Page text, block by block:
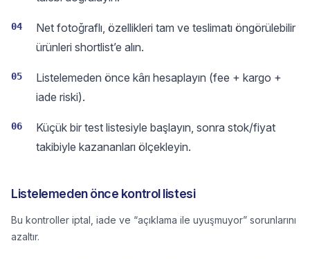
04
Net fotoğraflı, özellikleri tam ve teslimatı öngörülebilir
ürünleri shortlist’e alın.
05
Listelemeden önce kârı hesaplayın (fee + kargo +
iade riski).
06
Küçük bir test listesiyle başlayın, sonra stok/fiyat
takibiyle kazananları ölçekleyin.
Listelemeden önce kontrol listesi
Bu kontroller iptal, iade ve “açıklama ile uyuşmuyor” sorunlarını
azaltır.